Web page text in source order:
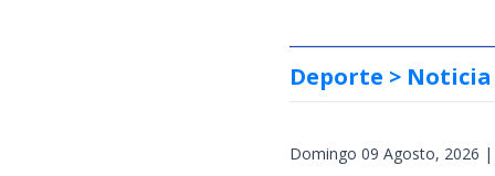
Deporte > Noticia
Domingo 09 Agosto, 2026 |